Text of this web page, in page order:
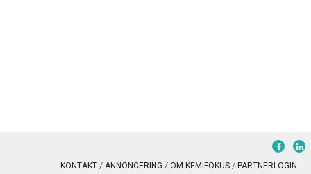
KONTAKT ANNONCERING OM KEMIFOKUS PARTNERLOGIN